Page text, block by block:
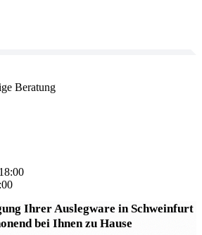
Beratung
Ihrer Auslegware in Schweinfurt
bei Ihnen zu Hause